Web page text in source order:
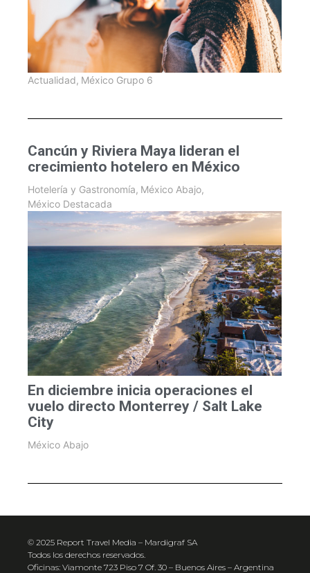
Actualidad, México Grupo 6
Cancún y Riviera Maya lideran el
crecimiento hotelero en México
Hotelería y Gastronomía, México Abajo,
México Destacada
En diciembre inicia operaciones el
vuelo directo Monterrey / Salt Lake
City
México Abajo
© 2025 Report Travel Media – Mardigraf SA
Todos los derechos reservados.
Oficinas: Viamonte 723 Piso 7 Of. 30 – Buenos Aires – Argentina